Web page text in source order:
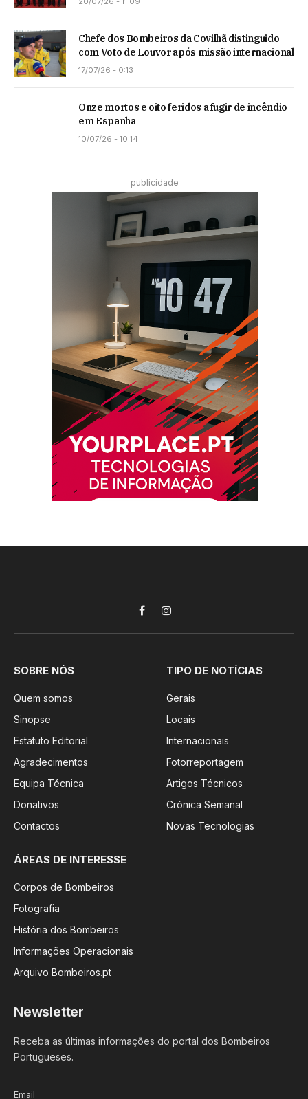
Chefe dos Bombeiros da Covilhã distinguido
com Voto de Louvor após missão internacional
17/07/26 - 0:13
Onze mortos e oito feridos a fugir de incêndio
em Espanha
10/07/26 - 10:14
publicidade
FacebookInstagram
SOBRE NÓS
Quem somos
Sinopse
Estatuto Editorial
Agradecimentos
Equipa Técnica
Donativos
Contactos
TIPO DE NOTÍCIAS
Gerais
Locais
Internacionais
Fotorreportagem
Artigos Técnicos
Crónica Semanal
Novas Tecnologias
ÁREAS DE INTERESSE
Corpos de Bombeiros
Fotografia
História dos Bombeiros
Informações Operacionais
Arquivo Bombeiros.pt
Newsletter
Receba as últimas informações do portal dos Bombeiros
Portugueses.
Email